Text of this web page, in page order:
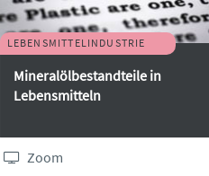
LEBENSMITTELINDUSTRIE
Mineralölbestandteile in
Lebensmitteln
Zoom